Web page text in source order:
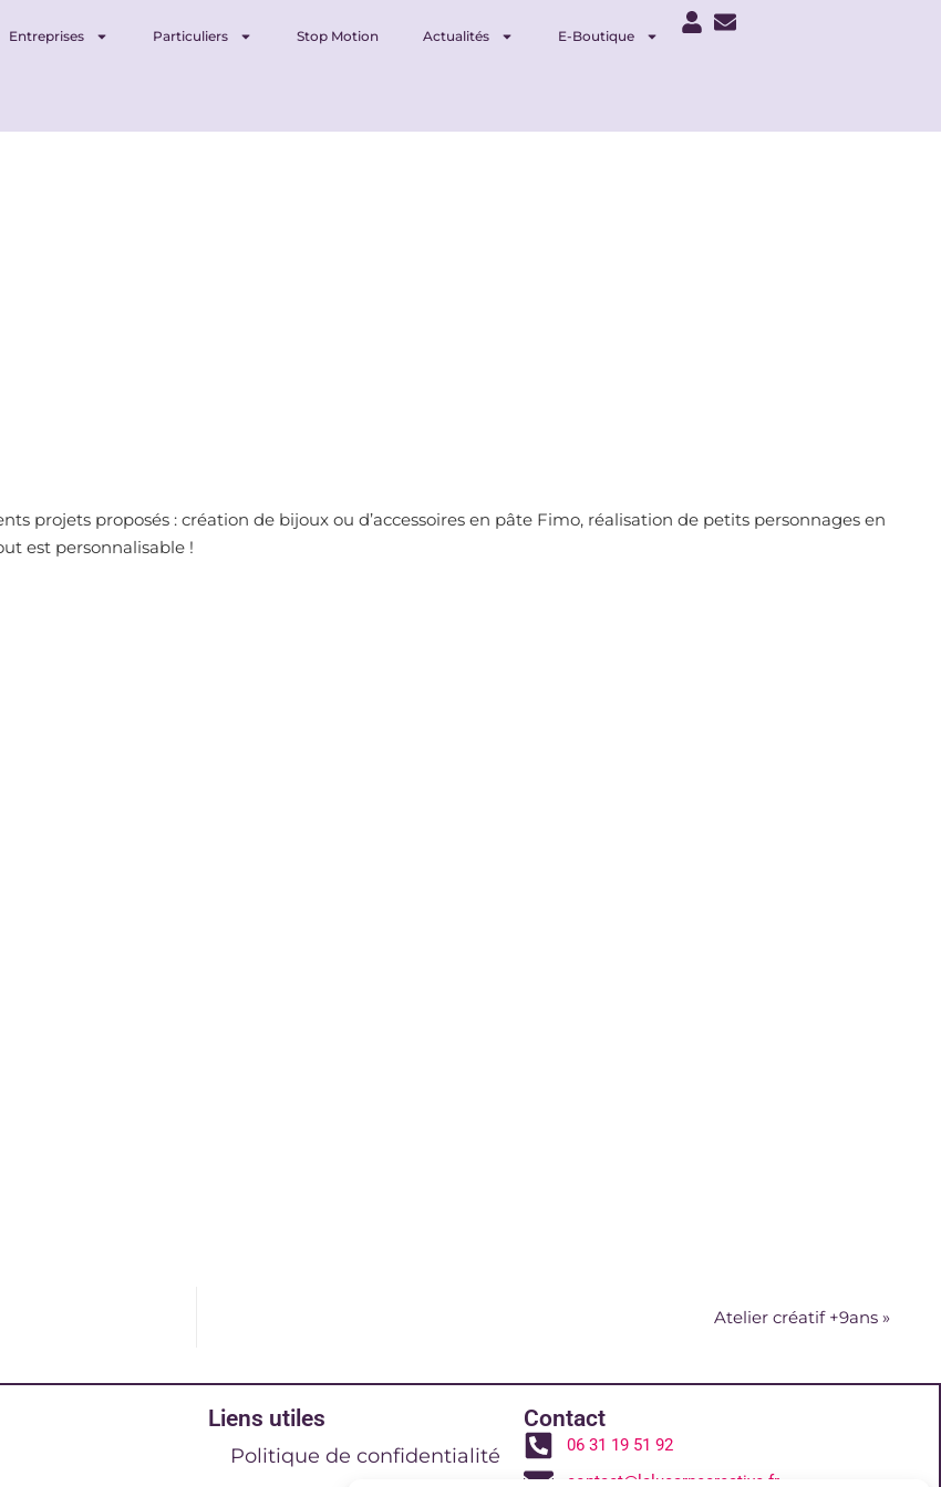
Entreprises Particuliers Stop Motion Actualités E-Boutique
projets proposés : création de bijoux ou d’accessoires en pâte Fimo, réalisation de petits personnages en
est personnalisable !
Atelier créatif +9ans »
Liens utiles
Politique de confidentialité
Contact
06 31 19 51 92
contact@lalucarnecreative.fr